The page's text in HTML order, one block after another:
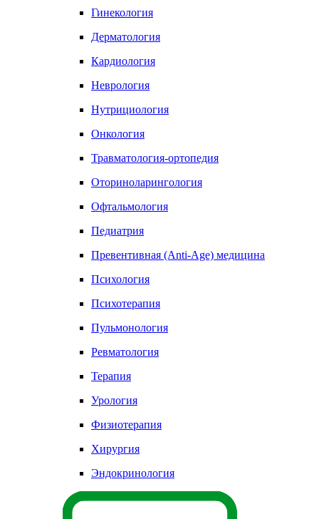
Гинекология
Дерматология
Кардиология
Неврология
Нутрициология
Онкология
Травматология-ортопедия
Оториноларингология
Офтальмология
Педиатрия
Превентивная (Anti-Age) медицина
Психология
Психотерапия
Пульмонология
Ревматология
Терапия
Урология
Физиотерапия
Хирургия
Эндокринология